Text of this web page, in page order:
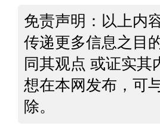
免责声明：以上内
传递更多信息之目
同其观点 或证实
想在本网发布，可
除。